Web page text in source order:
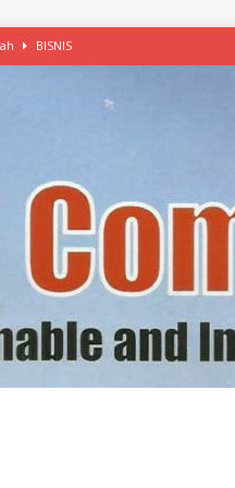
BISNIS
Berkelanjutan
Pilihan Menu Sehat
Kenalkan Sosmocaf
Rp1.100 Triliun